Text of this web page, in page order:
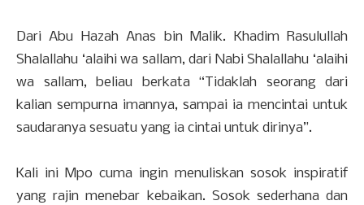
Dari Abu Hazah Anas bin Malik. Khadim Rasulullah
Shalallahu ‘alaihi wa sallam, dari Nabi Shalallahu ‘alaihi
wa sallam, beliau berkata “Tidaklah seorang dari
kalian sempurna imannya, sampai ia mencintai untuk
saudaranya sesuatu yang ia cintai untuk dirinya”.
Kali ini Mpo cuma ingin menuliskan sosok inspiratif
yang rajin menebar kebaikan. Sosok sederhana dan